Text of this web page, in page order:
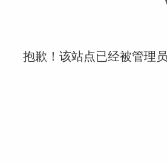
抱歉！该站点已经被管理